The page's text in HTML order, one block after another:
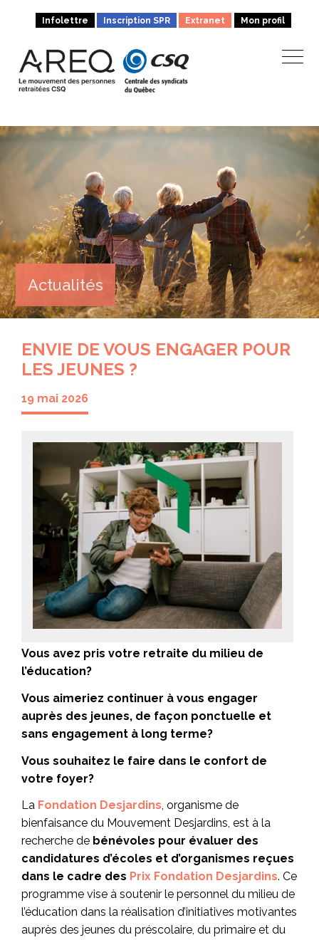
Infolettre Inscription SPR Extranet Mon profil
Actualités
ENVIE DE VOUS ENGAGER POUR
LES JEUNES ?
19 mai 2026
Vous avez pris votre retraite du milieu de
l’éducation?
Vous aimeriez continuer à vous engager
auprès des jeunes, de façon ponctuelle et
sans engagement à long terme?
Vous souhaitez le faire dans le confort de
votre foyer?
La Fondation Desjardins, organisme de
bienfaisance du Mouvement Desjardins, est à la
recherche de bénévoles pour évaluer des
candidatures d’écoles et d’organismes reçues
dans le cadre des Prix Fondation Desjardins. Ce
programme vise à soutenir le personnel du milieu de
l’éducation dans la réalisation d’initiatives motivantes
auprès des jeunes du préscolaire, du primaire et du